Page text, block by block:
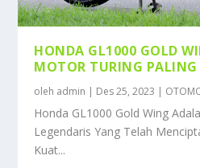
HONDA GL1000 GOLD
MOTOR TURING
oleh admin | Des 25, 2023 |
Honda GL1000 Gold Wing
Legendaris Yang Telah
Kuat...